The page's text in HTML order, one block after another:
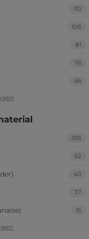
110
108
81
76
66
393
62
40
37
15